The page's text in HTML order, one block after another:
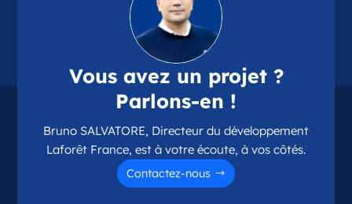
Opportunité d’ouverture à Chamalières
Chamalières Auvergne-Rhône-Alpes
France
: 63075
Plus d'infos
Candidater
Vous avez un projet ?
Parlons-en !
Bruno SALVATORE, Directeur du développement
Laforêt France, est à votre écoute, à vos côtés.
Contactez-nous